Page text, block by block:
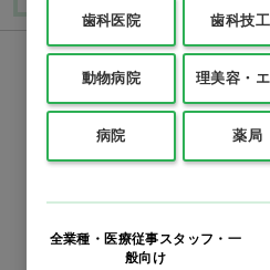
FAXで
0120-
お間違いのないよう
注文書ダウ
歯科医院 歯科技
動物病院 理美容・
病院 薬局
全業種・医療従事スタッフ・一
般向け